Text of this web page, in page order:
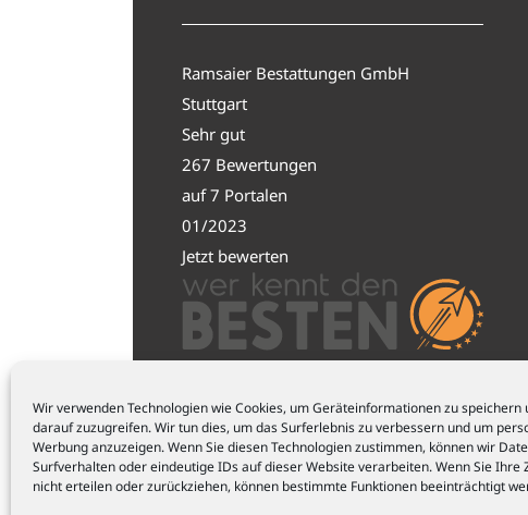
Wir verwenden Technologien wie Cookies, um Geräteinformationen zu speichern
darauf zuzugreifen. Wir tun dies, um das Surferlebnis zu verbessern und um
Werbung anzuzeigen. Wenn Sie diesen Technologien zustimmen, können wir
Surfverhalten oder eindeutige IDs auf dieser Website verarbeiten. Wenn Sie Ihre
nicht erteilen oder zurückziehen, können bestimmte Funktionen beeinträchtigt
Ramsaier Bestattungen GmbH
Stuttgart
Sehr gut
267 Bewertungen
auf 7 Portalen
01/2023
Jetzt bewerten